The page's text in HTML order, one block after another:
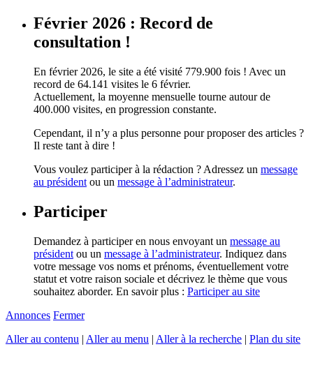
Février 2026 : Record de
consultation !
En février 2026, le site a été visité 779.900 fois ! Avec un
record de 64.141 visites le 6 février.
Actuellement, la moyenne mensuelle tourne autour de
400.000 visites, en progression constante.
Cependant, il n’y a plus personne pour proposer des articles ?
Il reste tant à dire !
Vous voulez participer à la rédaction ? Adressez un message
au président ou un message à l’administrateur.
Participer
Demandez à participer en nous envoyant un message au
président ou un message à l’administrateur. Indiquez dans
votre message vos noms et prénoms, éventuellement votre
statut et votre raison sociale et décrivez le thème que vous
souhaitez aborder. En savoir plus : Participer au site
Annonces Fermer
Aller au contenu | Aller au menu | Aller à la recherche | Plan du site